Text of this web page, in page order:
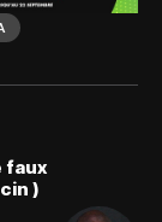
faux
)